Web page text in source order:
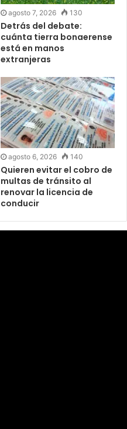
agosto 7, 2026 130
Detrás del debate:
cuánta tierra bonaerense
está en manos
extranjeras
agosto 6, 2026 140
Quieren evitar el cobro de
multas de tránsito al
renovar la licencia de
conducir